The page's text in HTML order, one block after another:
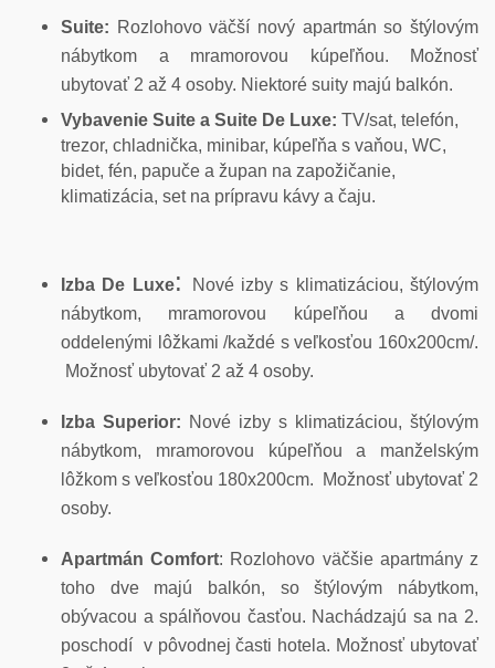
Suite: Rozlohovo väčší nový apartmán so štýlovým
nábytkom a mramorovou kúpeľňou. Možnosť
ubytovať 2 až 4 osoby. Niektoré suity majú balkón.
Vybavenie Suite a Suite De Luxe: TV/sat, telefón,
trezor, chladnička, minibar, kúpeľňa s vaňou, WC,
bidet, fén, papuče a župan na zapožičanie,
klimatizácia, set na prípravu kávy a čaju.
Izba De Luxe:
Nové izby s klimatizáciou, štýlovým
nábytkom, mramorovou kúpeľňou a dvomi
oddelenými lôžkami /každé s veľkosťou 160x200cm/.
Možnosť ubytovať 2 až 4 osoby.
Izba Superior: Nové izby s klimatizáciou, štýlovým
nábytkom, mramorovou kúpeľňou a manželským
lôžkom s veľkosťou 180x200cm. Možnosť ubytovať 2
osoby.
Apartmán Comfort: Rozlohovo väčšie apartmány z
toho dve majú balkón, so štýlovým nábytkom,
obývacou a spálňovou časťou. Nachádzajú sa na 2.
poschodí v pôvodnej časti hotela. Možnosť ubytovať